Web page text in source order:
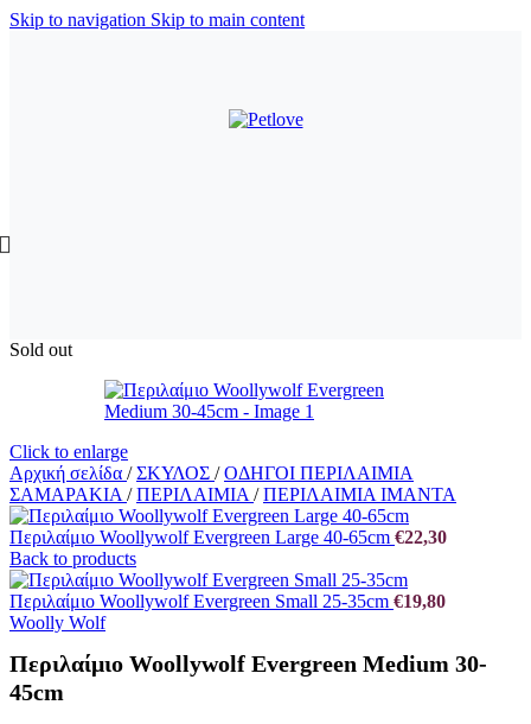
Skip to navigation Skip to main content
Sold out
Click to enlarge
Αρχική σελίδα / ΣΚΥΛΟΣ / ΟΔΗΓΟΙ ΠΕΡΙΛΑΙΜΙΑ
ΣΑΜΑΡΑΚΙΑ / ΠΕΡΙΛΑΙΜΙΑ / ΠΕΡΙΛΑΙΜΙΑ ΙΜΑΝΤΑ
Περιλαίμιο Woollywolf Evergreen Large 40-65cm €22,30
Back to products
Περιλαίμιο Woollywolf Evergreen Small 25-35cm €19,80
Woolly Wolf
Περιλαίμιο Woollywolf Evergreen Medium 30-
45cm